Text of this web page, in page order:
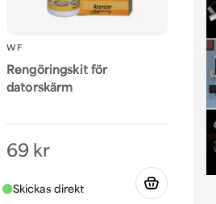
WF
Rengöringskit för
datorskärm
69 kr